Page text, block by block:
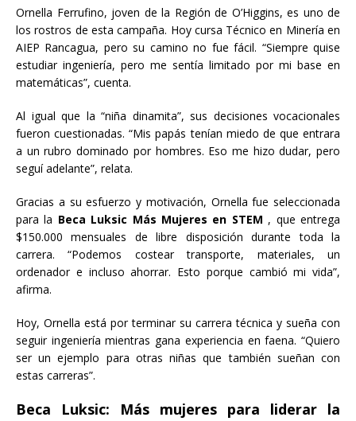
Ornella Ferrufino, joven de la Región de O’Higgins, es uno de
los rostros de esta campaña. Hoy cursa Técnico en Minería en
AIEP Rancagua, pero su camino no fue fácil. “Siempre quise
estudiar ingeniería, pero me sentía limitado por mi base en
matemáticas”, cuenta.
Al igual que la “niña dinamita”, sus decisiones vocacionales
fueron cuestionadas. “Mis papás tenían miedo de que entrara
a un rubro dominado por hombres. Eso me hizo dudar, pero
seguí adelante”, relata.
Gracias a su esfuerzo y motivación, Ornella fue seleccionada
para la Beca Luksic Más Mujeres en STEM , que entrega
$150.000 mensuales de libre disposición durante toda la
carrera. “Podemos costear transporte, materiales, un
ordenador e incluso ahorrar. Esto porque cambió mi vida”,
afirma.
Hoy, Ornella está por terminar su carrera técnica y sueña con
seguir ingeniería mientras gana experiencia en faena. “Quiero
ser un ejemplo para otras niñas que también sueñan con
estas carreras”.
Beca Luksic: Más mujeres para liderar la